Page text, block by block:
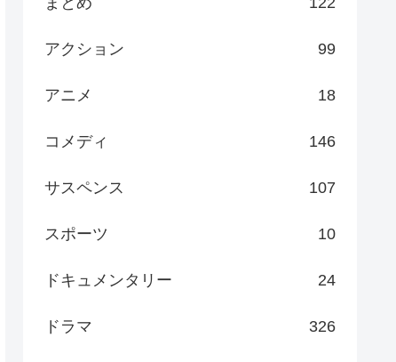
アクション 99
アニメ 18
コメディ 146
サスペンス 107
スポーツ 10
ドキュメンタリー 24
ドラマ 326